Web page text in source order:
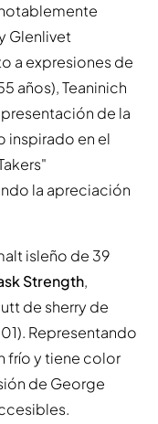
Glenlivet
a expresiones de
años), Teaninich
de la
inspirado en el
la apreciación
isleño de 39
Strength,
de sherry de
Representando
frío y tiene color
de George